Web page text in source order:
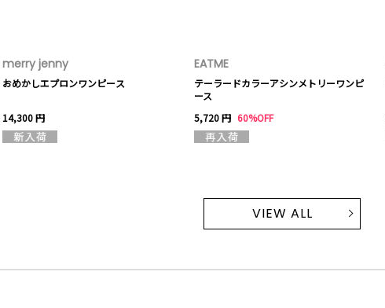
merry jenny
おめかしエプロンワンピース
14,300 円
EATME
テーラードカラーアシンメトリーワンピ
ース
5,720 円 60%OFF
VIEW ALL